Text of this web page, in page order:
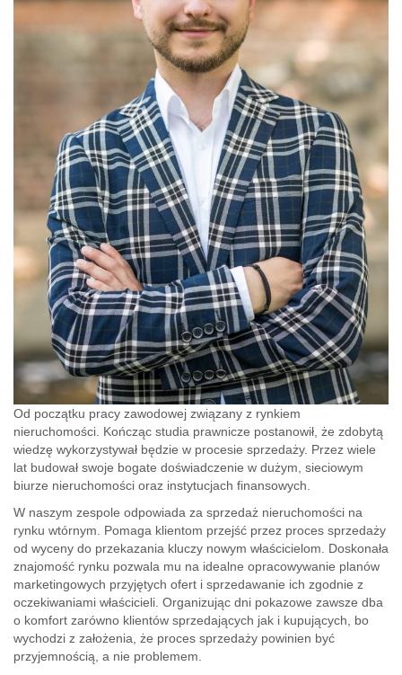
Od początku pracy zawodowej związany z rynkiem
nieruchomości. Kończąc studia prawnicze postanowił, że zdobytą
wiedzę wykorzystywał będzie w procesie sprzedaży. Przez wiele
lat budował swoje bogate doświadczenie w dużym, sieciowym
biurze nieruchomości oraz instytucjach finansowych.
W naszym zespole odpowiada za sprzedaż nieruchomości na
rynku wtórnym. Pomaga klientom przejść przez proces sprzedaży
od wyceny do przekazania kluczy nowym właścicielom. Doskonała
znajomość rynku pozwala mu na idealne opracowywanie planów
marketingowych przyjętych ofert i sprzedawanie ich zgodnie z
oczekiwaniami właścicieli. Organizując dni pokazowe zawsze dba
o komfort zarówno klientów sprzedających jak i kupujących, bo
wychodzi z założenia, że proces sprzedaży powinien być
przyjemnością, a nie problemem.